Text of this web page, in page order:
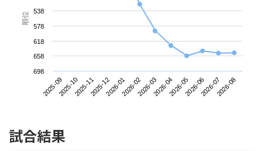
順位
2025-092025-102025-112025-122026-012026-022026-032026-042026-052026-062026-072026-08
538
578
618
658
698
試合結果